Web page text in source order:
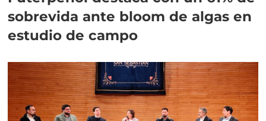
sobrevida ante bloom de algas en
estudio de campo